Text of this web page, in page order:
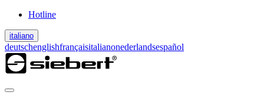
Hotline
italiano
deutschenglishfrançaisitalianonederlandsespañol